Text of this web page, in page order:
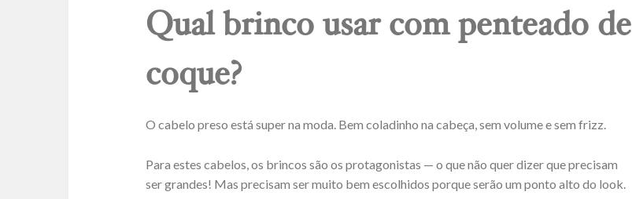
Qual brinco usar com penteado de
coque?
O cabelo preso está super na moda. Bem coladinho na cabeça, sem volume e sem frizz.
Para estes cabelos, os brincos são os protagonistas —o que não quer dizer que precisam
ser grandes! Mas precisam ser muito bem escolhidos porque serão um ponto alto do look.